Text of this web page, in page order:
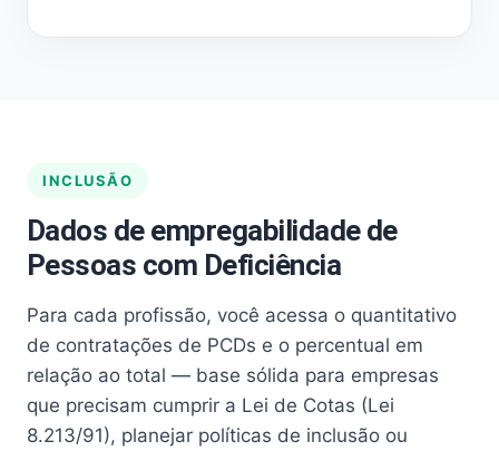
INCLUSÃO
Dados de empregabilidade de
Pessoas com Deficiência
Para cada profissão, você acessa o quantitativo
de contratações de PCDs e o percentual em
relação ao total — base sólida para empresas
que precisam cumprir a Lei de Cotas (Lei
8.213/91), planejar políticas de inclusão ou